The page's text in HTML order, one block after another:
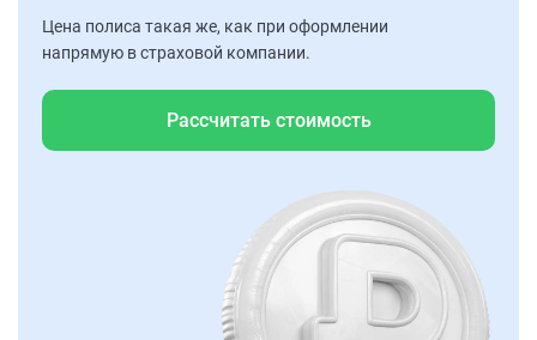
Цена полиса такая же, как при оформлении
напрямую в страховой компании.
Рассчитать стоимость